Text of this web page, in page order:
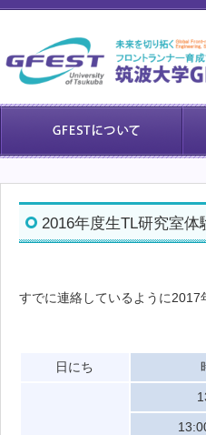
2016年度生TL研究室体
すでに連絡しているように
日にち